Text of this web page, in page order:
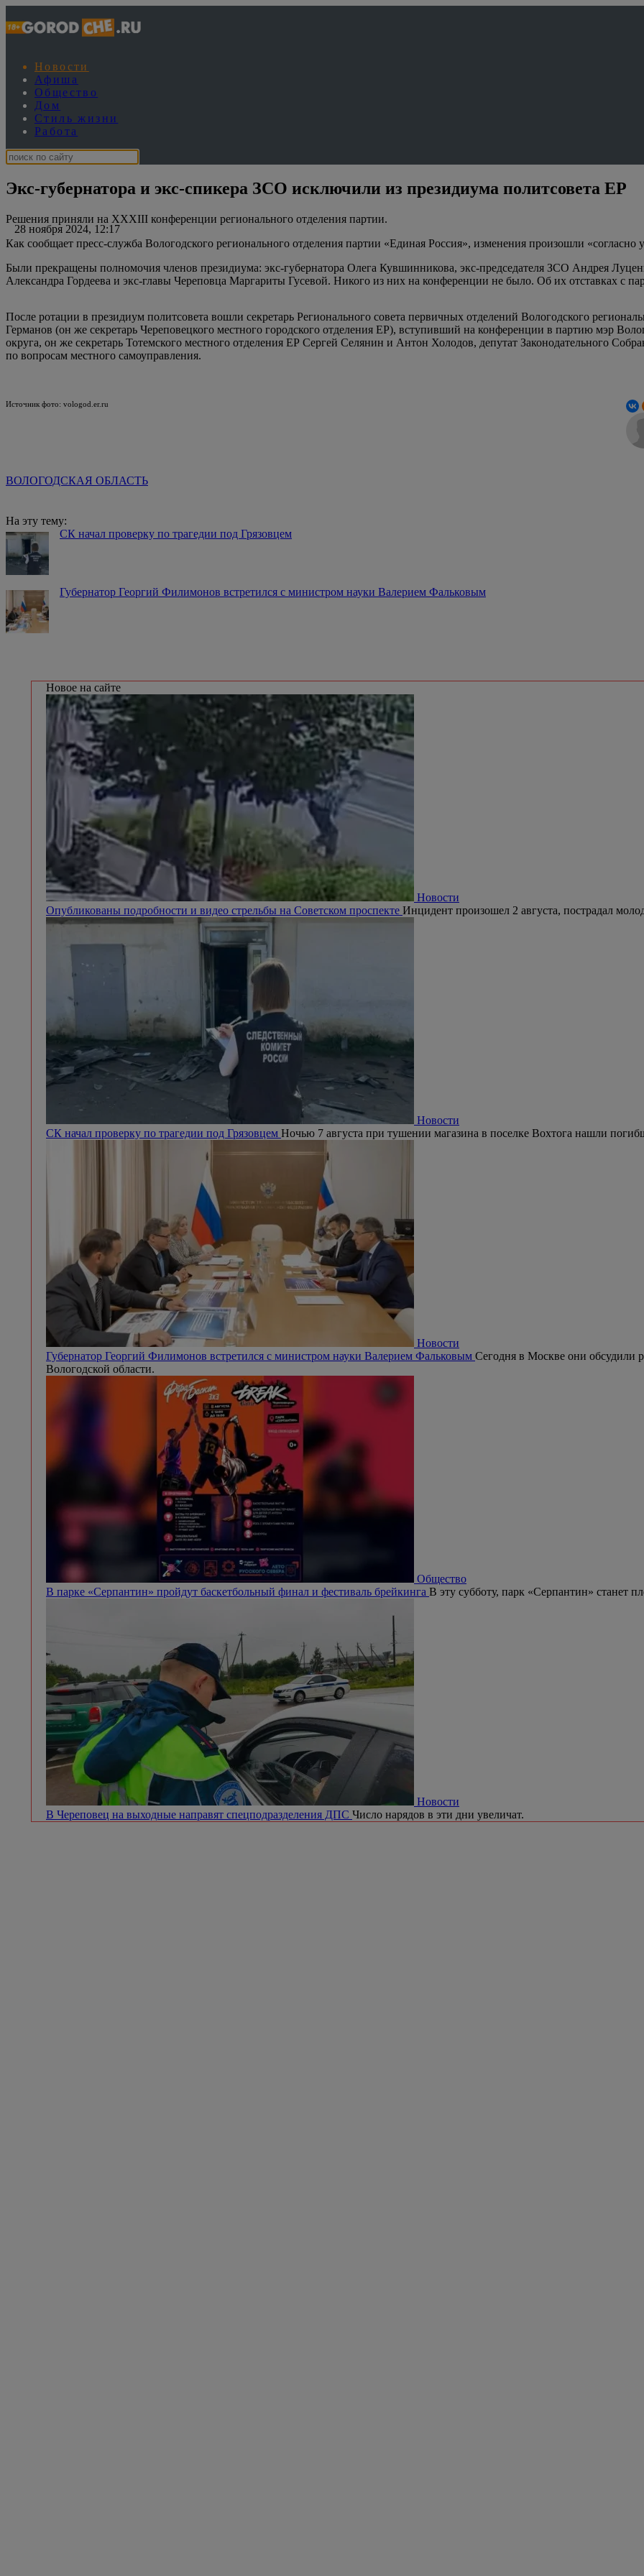
Новости
Афиша
Общество
Дом
Стиль жизни
Работа
Экс-губернатора и экс-спикера ЗСО исключили из президиума политсовета ЕР
28 ноября 2024, 12:17
Решения приняли на XXXIII конференции регионального отделения партии.
Как сообщает пресс-служба Вологодского регионального отделения партии «Единая Россия», изменения произошли «согласно
Были прекращены полномочия членов президиума: экс-губернатора Олега Кувшинникова, экс-председателя ЗСО Андрея
Александра Гордеева и экс-главы Череповца Маргариты Гусевой. Никого из них на конференции не было. Об их отставках с
После ротации в президиум политсовета вошли секретарь Регионального совета первичных отделений Вологодского
Германов (он же секретарь Череповецкого местного городского отделения ЕР), вступивший на конференции в партию мэр
округа, он же секретарь Тотемского местного отделения ЕР Сергей Селянин и Антон Холодов, депутат Законодательного
по вопросам местного самоуправления.
Источник фото: vologod.er.ru
ВОЛОГОДСКАЯ ОБЛАСТЬ
На эту тему:
СК начал проверку по трагедии под Грязовцем
Губернатор Георгий Филимонов встретился с министром науки Валерием Фальковым
Новое на сайте
Новости
Опубликованы подробности и видео стрельбы на Советском проспекте Инцидент произошел 2 августа, пострадал
Новости
СК начал проверку по трагедии под Грязовцем Ночью 7 августа при тушении магазина в поселке Вохтога нашли
Новости
Губернатор Георгий Филимонов встретился с министром науки Валерием Фальковым Сегодня в Москве они обсудили
Вологодской области.
Общество
В парке «Серпантин» пройдут баскетбольный финал и фестиваль брейкинга В эту субботу, парк «Серпантин» станет
Новости
В Череповец на выходные направят спецподразделения ДПС Число нарядов в эти дни увеличат.